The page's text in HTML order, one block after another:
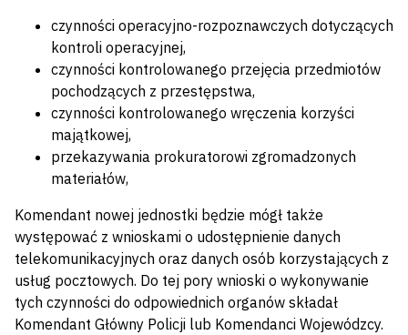
czynności operacyjno-rozpoznawczych dotyczących
kontroli operacyjnej,
czynności kontrolowanego przejęcia przedmiotów
pochodzących z przestępstwa,
czynności kontrolowanego wręczenia korzyści
majątkowej,
przekazywania prokuratorowi zgromadzonych
materiałów,
Komendant nowej jednostki będzie mógł także
występować z wnioskami o udostępnienie danych
telekomunikacyjnych oraz danych osób korzystających z
usług pocztowych. Do tej pory wnioski o wykonywanie
tych czynności do odpowiednich organów składał
Komendant Główny Policji lub Komendanci Wojewódzcy.